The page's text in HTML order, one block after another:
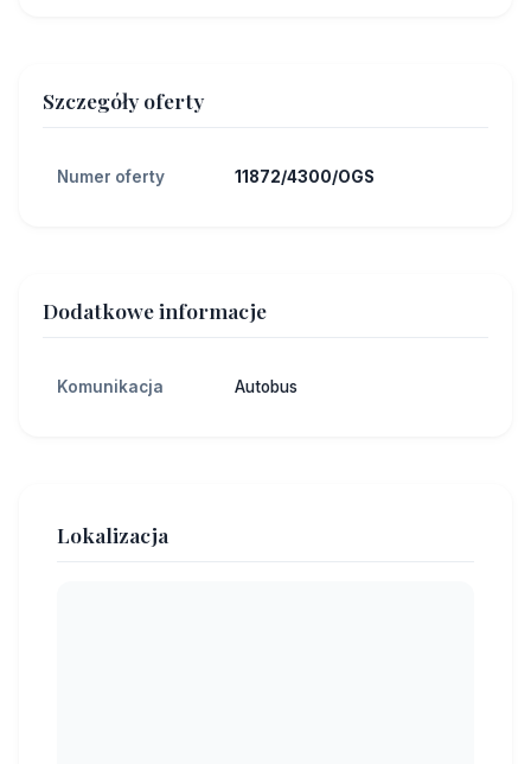
Szczegóły oferty
Numer oferty 11872/4300/OGS
Dodatkowe informacje
Komunikacja Autobus
Lokalizacja